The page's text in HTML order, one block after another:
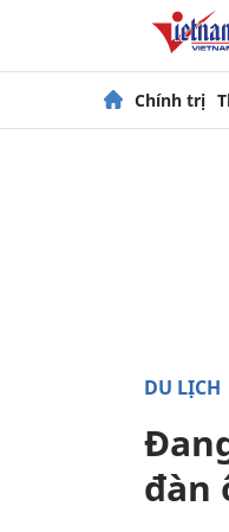
Chính trị
DU LỊCH
đàn